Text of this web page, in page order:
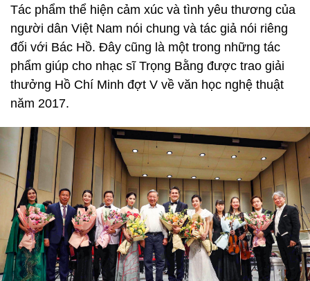
Tác phẩm thể hiện cảm xúc và tình yêu thương của
người dân Việt Nam nói chung và tác giả nói riêng
đối với Bác Hồ. Đây cũng là một trong những tác
phẩm giúp cho nhạc sĩ Trọng Bằng được trao giải
thưởng Hồ Chí Minh đợt V về văn học nghệ thuật
năm 2017.